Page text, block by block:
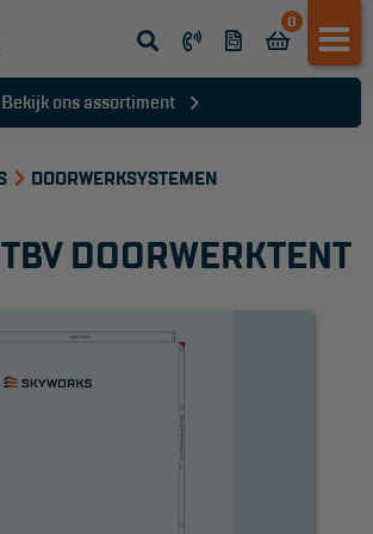
0
Bekijk ons assortiment
DOORWERKSYSTEMEN
DOORWERKTENT